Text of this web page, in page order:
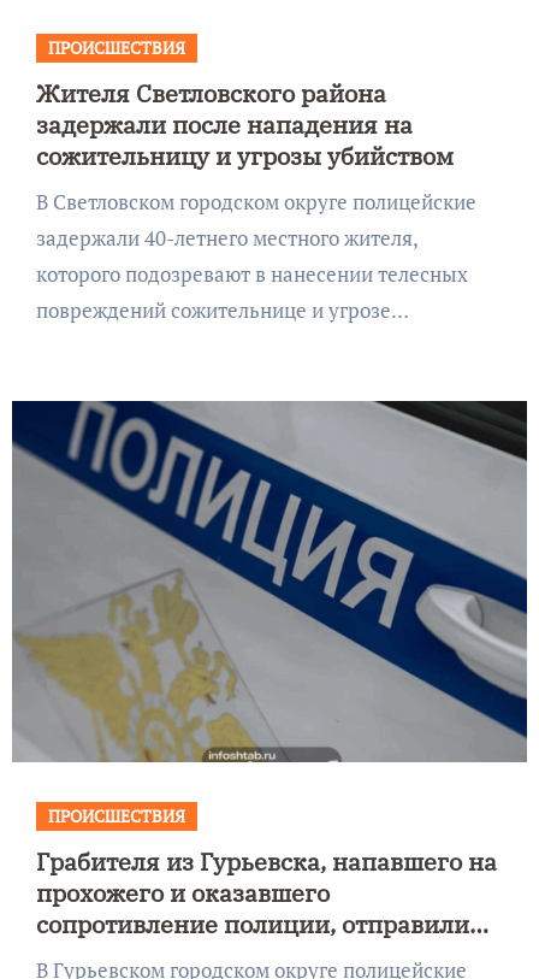
ПРОИСШЕСТВИЯ
Жителя Светловского района
задержали после нападения на
сожительницу и угрозы убийством
В Светловском городском округе полицейские
задержали 40-летнего местного жителя,
которого подозревают в нанесении телесных
повреждений сожительнице и угрозе…
ПРОИСШЕСТВИЯ
Грабителя из Гурьевска, напавшего на
прохожего и оказавшего
сопротивление полиции, отправили
под стражу
В Гурьевском городском округе полицейские